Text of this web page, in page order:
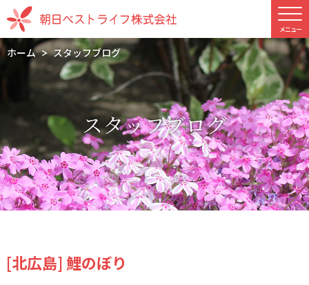
ホーム スタッフブログ
スタッフブログ
[北広島] 鯉のぼり